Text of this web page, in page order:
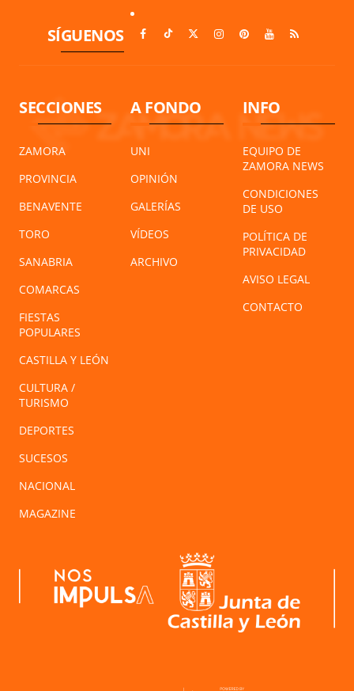
SÍGUENOS
SECCIONES
ZAMORA
PROVINCIA
BENAVENTE
TORO
SANABRIA
COMARCAS
FIESTAS
POPULARES
CASTILLA Y LEÓN
CULTURA /
TURISMO
DEPORTES
SUCESOS
NACIONAL
MAGAZINE
A FONDO
UNI
OPINIÓN
GALERÍAS
VÍDEOS
ARCHIVO
INFO
EQUIPO DE
ZAMORA NEWS
CONDICIONES
DE USO
POLÍTICA DE
PRIVACIDAD
AVISO LEGAL
CONTACTO